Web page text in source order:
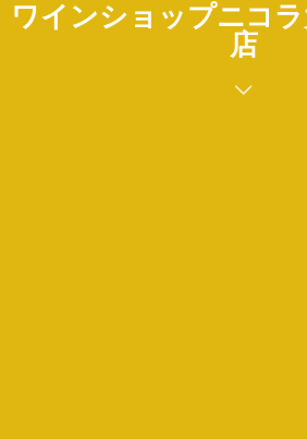
ワインショップニコ
店